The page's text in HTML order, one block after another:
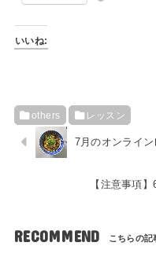
いいね:
others レッスン
7月のオンライ
【注意事項
RECOMMEND